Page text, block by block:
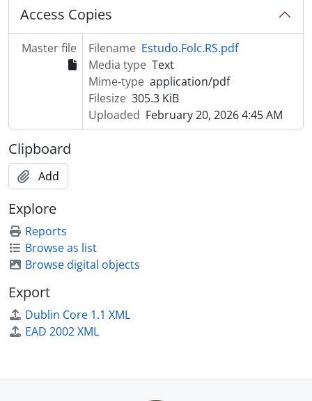
[Item] Carretas e carreteiros
[Item] Costumes do Rio Grande do Sul
[Item] Folclore gaucho - festas, bailes, musica e religiosidade rural
[Item] Rodeio de Adagios
[Item] Lagoa dos Barros
[Item] Lendas, causos e assombrações
[Item] Lendas gauchas
[Item] Cancioneiro Guasca
[Item] Folclore e Dialetologia
[Item] Revivendo o passado
[Item] Assumptos do Rio Grande do Sul
Access Copies
Master file Filename Estudo.Folc.RS.pdf
Media type Text
Mime-type application/pdf
Filesize 305.3 KiB
Uploaded February 20, 2026 4:45 AM
Clipboard
Add
Explore
Reports
Browse as list
Browse digital objects
Export
Dublin Core 1.1 XML
EAD 2002 XML